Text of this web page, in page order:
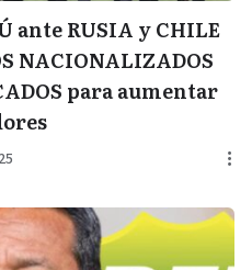
ante RUSIA y CHILE
NACIONALIZADOS
para aumentar